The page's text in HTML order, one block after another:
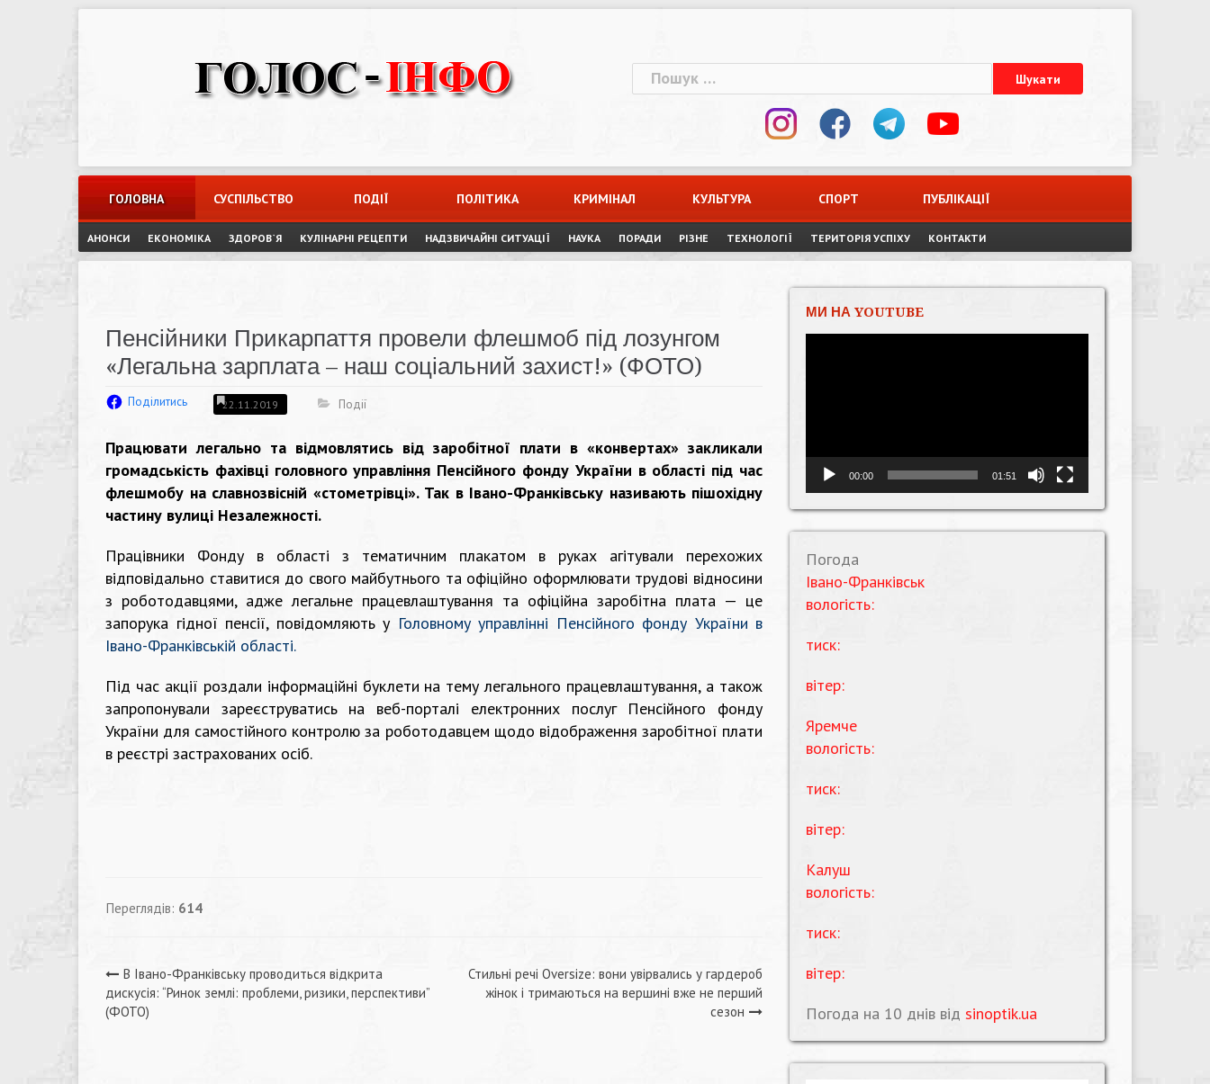
Пошук:
ГОЛОВНА СУСПІЛЬСТВО ПОДІЇ ПОЛІТИКА КРИМІНАЛ КУЛЬТУРА СПОРТ ПУБЛІКАЦІЇ
АНОНСИ ЕКОНОМІКА ЗДОРОВ`Я КУЛІНАРНІ РЕЦЕПТИ НАДЗВИЧАЙНІ СИТУАЦІЇ НАУКА ПОРАДИ РІЗНЕ ТЕХНОЛОГІЇ ТЕРИТОРІЯ УСПІХУ КОНТАКТИ
Пенсійники Прикарпаття провели флешмоб під лозунгом
«Легальна зарплата – наш соціальний захист!» (ФОТО)
Поділитись 22.11.2019 Події
Працювати легально та відмовлятись від заробітної плати в «конвертах» закликали
громадськість фахівці головного управління Пенсійного фонду України в області під час
флешмобу на славнозвісній «стометрівці». Так в Івано-Франківську називають пішохідну
частину вулиці Незалежності.
Працівники Фонду в області з тематичним плакатом в руках агітували перехожих
відповідально ставитися до свого майбутнього та офіційно оформлювати трудові відносини
з роботодавцями, адже легальне працевлаштування та офіційна заробітна плата — це
запорука гідної пенсії, повідомляють у Головному управлінні Пенсійного фонду України в
Івано-Франківській області.
Під час акції роздали інформаційні буклети на тему легального працевлаштування, а також
запропонували зареєструватись на веб-порталі електронних послуг Пенсійного фонду
України для самостійного контролю за роботодавцем щодо відображення заробітної плати
в реєстрі застрахованих осіб.
Переглядів: 614
Навігація
записів
В Івано-Франківську проводиться відкрита
дискусія: “Ринок землі: проблеми, ризики, перспективи”
(ФОТО)
Стильні речі Оversize: вони увірвались у гардероб
жінок і тримаються на вершині вже не перший
сезон
МИ НА YOUTUBE
00:00 01:51
Погода
Івано-Франківськ
вологість:
тиск:
вітер:
Яремче
вологість:
тиск:
вітер:
Калуш
вологість:
тиск:
вітер:
Погода на 10 днів від sinoptik.ua